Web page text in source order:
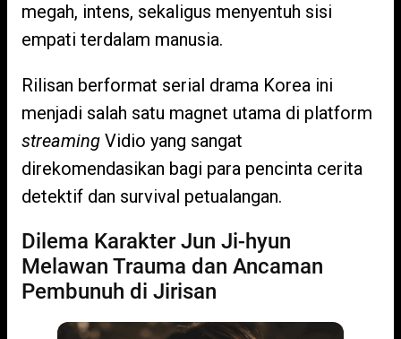
megah, intens, sekaligus menyentuh sisi
empati terdalam manusia.
Rilisan berformat serial drama Korea ini
menjadi salah satu magnet utama di platform
streaming Vidio yang sangat
direkomendasikan bagi para pencinta cerita
detektif dan survival petualangan.
Dilema Karakter Jun Ji-hyun
Melawan Trauma dan Ancaman
Pembunuh di Jirisan